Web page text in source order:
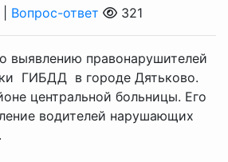
Вопрос-ответ 321
выявлению правонарушителей
ГИБДД в городе Дятьково.
центральной больницы. Его
водителей нарушающих